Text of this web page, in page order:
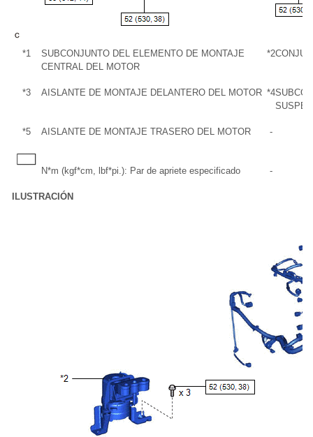
*1
SUBCONJUNTO DEL ELEMENTO DE MONTAJE
CENTRAL DEL MOTOR
*2
*3 AISLANTE DE MONTAJE DELANTERO DEL MOTOR *4
*5 AISLANTE DE MONTAJE TRASERO DEL MOTOR -
N*m (kgf*cm, lbf*pi.): Par de apriete especificado -
ILUSTRACIÓN